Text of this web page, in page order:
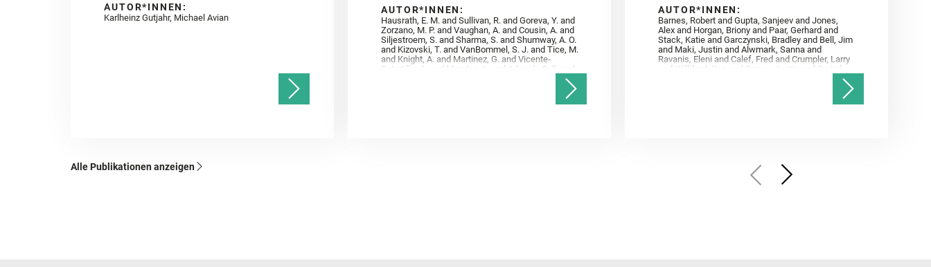
AUTOR*INNEN:
Karlheinz Gutjahr, Michael Avian
AUTOR*INNEN:
Hausrath, E. M. and Sullivan, R. and Goreva, Y. and
Zorzano, M. P. and Vaughan, A. and Cousin, A. and
Siljestroem, S. and Sharma, S. and Shumway, A. O.
and Kizovski, T. and VanBommel, S. J. and Tice, M.
and Knight, A. and Martinez, G. and Vicente‐
Retortillo, A. and Mandon, L. and Adcock, C. T. and
Madariaga, J. M. and Población, I. and Johnson, J.
R. and Lasue, J. and Gasnault, O. and Randazzo, N.
and Cardarelli, E. L. and Kronyak, R. and Bechtold,
AUTOR*INNEN:
Barnes, Robert and Gupta, Sanjeev and Jones,
Alex and Horgan, Briony and Paar, Gerhard and
Stack, Katie and Garczynski, Bradley and Bell, Jim
and Maki, Justin and Alwmark, Sanna and
Ravanis, Eleni and Calef, Fred and Crumpler, Larry
and Williford, Ken and Simon, Justin and Gwizd,
Samantha and Farley, Ken and Tate, Christian and
Alle Publikationen anzeigen